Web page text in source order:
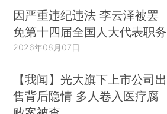
因严重违纪违法 李云泽被罢
免第十四届全国人大代表职务
2026年08月07日
【我闻】光大旗下上市公司出
售背后隐情 多人卷入医疗腐